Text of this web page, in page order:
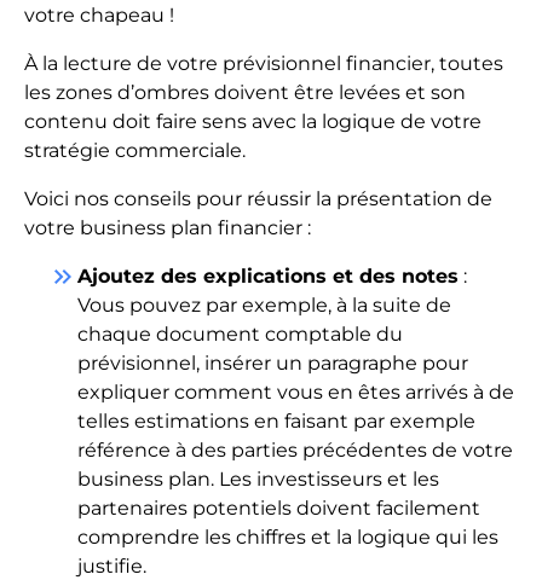
votre chapeau !
À la lecture de votre prévisionnel financier, toutes
les zones d’ombres doivent être levées et son
contenu doit faire sens avec la logique de votre
stratégie commerciale.
Voici nos conseils pour réussir la présentation de
votre business plan financier :
keyboard_double_arrow_right Ajoutez des explications et des notes :
Vous pouvez par exemple, à la suite de
chaque document comptable du
prévisionnel, insérer un paragraphe pour
expliquer comment vous en êtes arrivés à de
telles estimations en faisant par exemple
référence à des parties précédentes de votre
business plan. Les investisseurs et les
partenaires potentiels doivent facilement
comprendre les chiffres et la logique qui les
justifie.